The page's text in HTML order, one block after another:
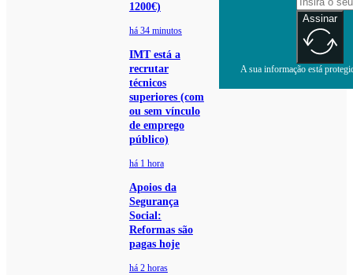
1200€)
há 34 minutos
IMT está a
recrutar
técnicos
superiores (com
ou sem vínculo
de emprego
público)
há 1 hora
Apoios da
Segurança
Social:
Reformas são
pagas hoje
há 2 horas
Assinar
A sua informação está